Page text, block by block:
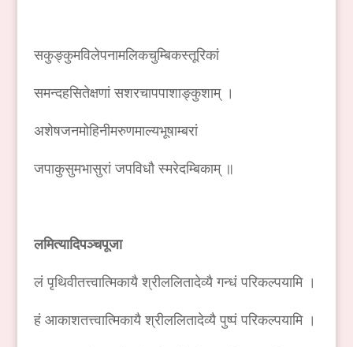
सकुङ्कुमविलेपनामलिकचुम्बिकस्तूरिकां
समन्दहसितेक्षणां सशरचापपाशाङ्कुशाम् ।
अशेषजनमोहिनीमरुणमाल्यभूषाम्बरां
जपाकुसुमभासुरां जपविधौ स्मरेदम्बिकाम् ॥
लमित्यादिपञ्चपूजा
लं पृथिवीतत्त्वात्मिकायै श्रीललितादेव्यै गन्धं परिकल्पयामि ।
हं आकाशतत्त्वात्मिकायै श्रीललितादेव्यै पुष्पं परिकल्पयामि ।